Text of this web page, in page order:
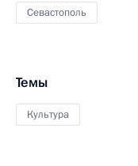
Севастополь
Темы
Культура